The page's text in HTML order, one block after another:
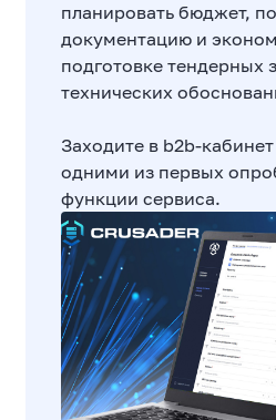
планировать бюджет,
документацию и
подготовке тендерных
технических
Заходите в b2b-
одними из первых
функции сервиса.